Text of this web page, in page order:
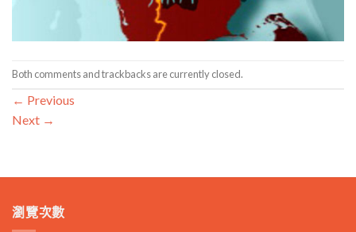
Both comments and trackbacks are currently closed.
← Previous
Next →
瀏覽次數